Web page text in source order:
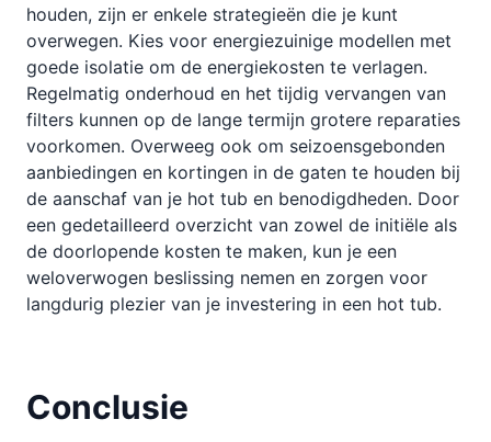
houden, zijn er enkele strategieën die je kunt
overwegen. Kies voor energiezuinige modellen met
goede isolatie om de energiekosten te verlagen.
Regelmatig onderhoud en het tijdig vervangen van
filters kunnen op de lange termijn grotere reparaties
voorkomen. Overweeg ook om seizoensgebonden
aanbiedingen en kortingen in de gaten te houden bij
de aanschaf van je hot tub en benodigdheden. Door
een gedetailleerd overzicht van zowel de initiële als
de doorlopende kosten te maken, kun je een
weloverwogen beslissing nemen en zorgen voor
langdurig plezier van je investering in een hot tub.
Conclusie